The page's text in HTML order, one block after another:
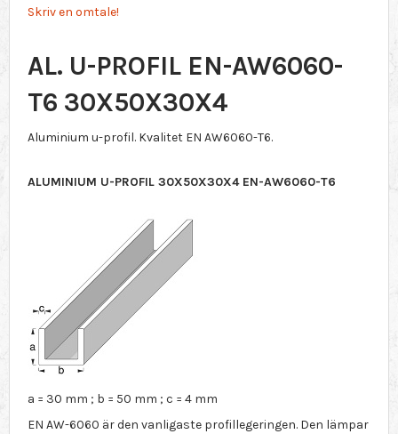
Skriv en omtale!
AL. U-PROFIL EN-AW6060-
T6 30X50X30X4
Aluminium u-profil. Kvalitet EN AW6060-T6.
ALUMINIUM U-PROFIL 30X50X30X4 EN-AW6060-T6
a = 30 mm ; b = 50 mm ; c = 4 mm
EN AW-6060 är den vanligaste profillegeringen. Den lämpar